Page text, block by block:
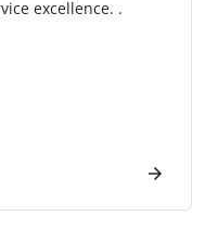
excellence. .